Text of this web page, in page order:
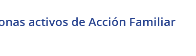
activos de Acción Familiar